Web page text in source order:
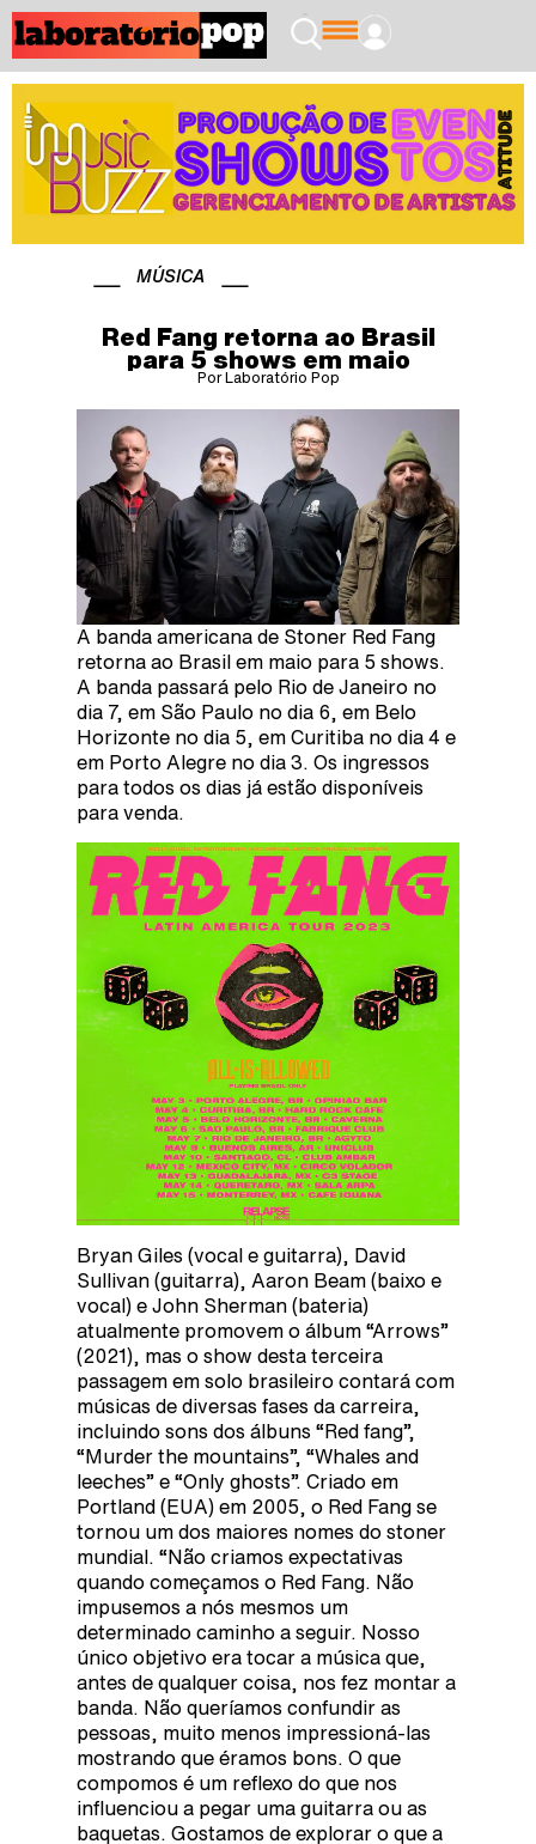
MÚSICA
Red Fang retorna ao Brasil
para 5 shows em maio
Por Laboratório Pop
A banda americana de Stoner Red Fang
retorna ao Brasil em maio para 5 shows.
A banda passará pelo Rio de Janeiro no
dia 7, em São Paulo no dia 6, em Belo
Horizonte no dia 5, em Curitiba no dia 4 e
em Porto Alegre no dia 3. Os ingressos
para todos os dias já estão disponíveis
para venda.
Bryan Giles (vocal e guitarra), David
Sullivan (guitarra), Aaron Beam (baixo e
vocal) e John Sherman (bateria)
atualmente promovem o álbum “Arrows”
(2021), mas o show desta terceira
passagem em solo brasileiro contará com
músicas de diversas fases da carreira,
incluindo sons dos álbuns “Red fang”,
“Murder the mountains”, “Whales and
leeches” e “Only ghosts”. Criado em
Portland (EUA) em 2005, o Red Fang se
tornou um dos maiores nomes do stoner
mundial. “Não criamos expectativas
quando começamos o Red Fang. Não
impusemos a nós mesmos um
determinado caminho a seguir. Nosso
único objetivo era tocar a música que,
antes de qualquer coisa, nos fez montar a
banda. Não queríamos confundir as
pessoas, muito menos impressioná-las
mostrando que éramos bons. O que
compomos é um reflexo do que nos
influenciou a pegar uma guitarra ou as
baquetas. Gostamos de explorar o que a